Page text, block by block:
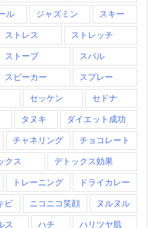
ル ジャズミン スキー
ストレス ストレッチ
ストーブ スバル
スピーカー スプレー
セッケン セドナ
タヌキ ダイエット成功
チャネリング チョコレート
クス デトックス効果
トレーニング ドライカレー
ビ ニコニコ笑顔 ヌルヌル
ス ハチ ハリツヤ肌